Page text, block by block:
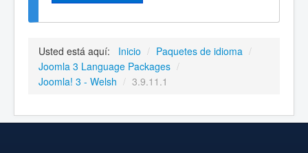
Usted está aquí: Inicio / Paquetes de idioma /
Joomla 3 Language Packages /
Joomla! 3 - Welsh / 3.9.11.1